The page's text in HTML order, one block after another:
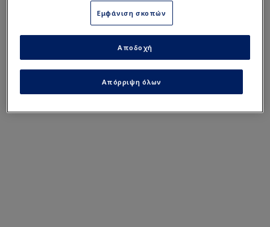
επιβεβαιώνοντας πως η συγκεκριμένη σειρά
παραμένει διαχρονική αξία για το τηλεοπτικό
κοινό, ειδικά τις ημέρες του Πάσχα.
Εμφάνιση σκοπών
Απόρριψη όλων
Αποδοχή